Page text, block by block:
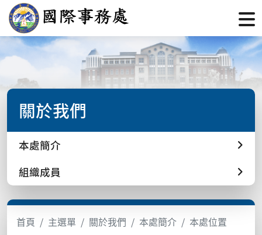
關於我們
本處簡介
組織成員
首頁 主選單 關於我們 本處簡介 本處位置